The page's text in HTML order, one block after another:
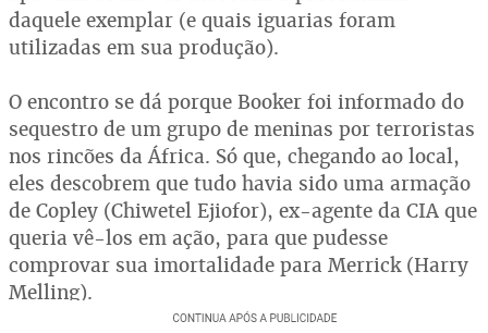
daquele exemplar (e quais iguarias foram
utilizadas em sua produção).
O encontro se dá porque Booker foi informado do
sequestro de um grupo de meninas por terroristas
nos rincões da África. Só que, chegando ao local,
eles descobrem que tudo havia sido uma armação
de Copley (Chiwetel Ejiofor), ex-agente da CIA que
queria vê-los em ação, para que pudesse
comprovar sua imortalidade para Merrick (Harry
Melling).